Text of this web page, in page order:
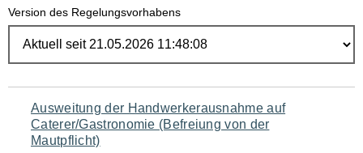
Version des Regelungsvorhabens
Navigation
für
Ausweitung der Handwerkerausnahme auf
Caterer/Gastronomie (Befreiung von der
Mautpflicht)